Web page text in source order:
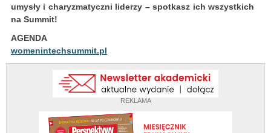
REKLAMA
umysły i charyzmatyczni liderzy – spotkasz ich wszystkich
na Summit!
AGENDA
womenintechsummit.pl